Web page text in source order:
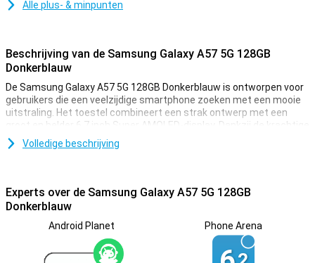
Alle plus- & minpunten
Beschrijving van de Samsung Galaxy A57 5G 128GB
Donkerblauw
De Samsung Galaxy A57 5G 128GB Donkerblauw is ontworpen voor
gebruikers die een veelzijdige smartphone zoeken met een mooie
uitstraling. Het toestel combineert een strak ontwerp met een
groot en helder 6.7 inch Super AMOLED-display. Dankzij de krachtige
Exynos 1680-processor en slimme AI-functies werk je sneller en
efficiënter met je dagelijkse apps. Ook op het gebied van fotografie
connectiviteit en langdurige softwareondersteuning is dit een
smartphone die klaar is voor intensief dagelijks gebruik.
Stijlvol en slank design
De Samsung Galaxy A57 5G heeft een modern en herkenbaar
ontwerp dat voortbouwt op het iconische design van de Galaxy A-
Volledige beschrijving
Experts over de Samsung Galaxy A57 5G 128GB
Donkerblauw
Android Planet Phone Arena